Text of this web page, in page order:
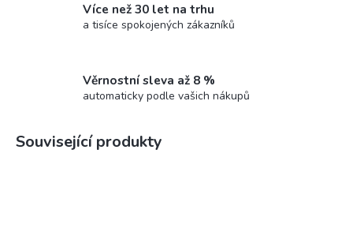
Více než 30 let na trhu
a tisíce spokojených zákazníků
Věrnostní sleva až 8 %
automaticky podle vašich nákupů
Související produkty